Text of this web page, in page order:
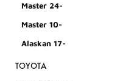
Master 24-
Master 10-
Alaskan 17-
TOYOTA